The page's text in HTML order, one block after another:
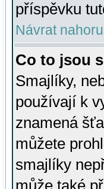
příspěvku
Návrat nahoru
Co to jsou
Smajlíky,
používají k
znamená
můžete
smajlíky
může také